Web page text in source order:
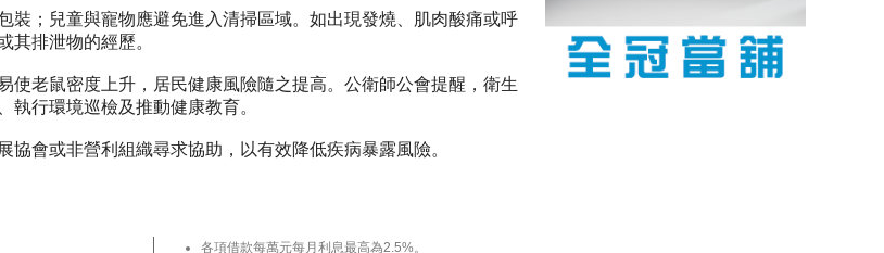
裝；兒童與寵物應避免進入清掃區域。如出現發燒、肌肉酸痛或呼
其排泄物的經歷。
使老鼠密度上升，居民健康風險隨之提高。公衛師公會提醒，衛生
執行環境巡檢及推動健康教育。
會或非營利組織尋求協助，以有效降低疾病暴露風險。
重症或併發症風險。
各項借款每萬元每月利息最高為2.5%。